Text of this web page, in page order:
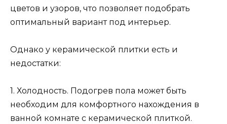
цветов и узоров, что позволяет подобрать
оптимальный вариант под интерьер.
Однако у керамической плитки есть и
недостатки:
1. Холодность. Подогрев пола может быть
необходим для комфортного нахождения в
ванной комнате с керамической плиткой.